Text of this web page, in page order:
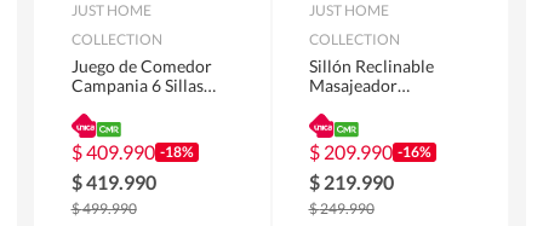
JUST HOME
COLLECTION
Juego de Comedor
Campania 6 Sillas
180 x 90 x 76 cm
Café
$409.990 -18%
$419.990
$499.990
JUST HOME
COLLECTION
Sillón Reclinable
Masajeador
Atlanta 91x101x94
cm Negro
$ 209.990 -16%
$ 219.990
$249.990